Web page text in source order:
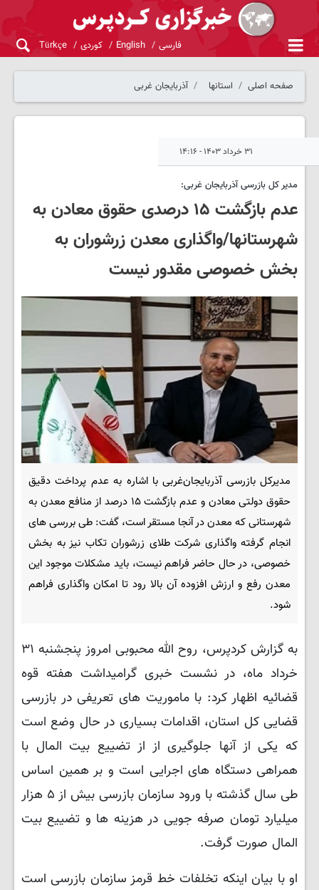
فارسی English کوردی Türkçe
صفحه اصلی استانها آذربایجان غربی
۳۱ خرداد ۱۴۰۳ - ۱۴:۱۶
مدیر کل بازرسی آذربایجان غربی:
عدم بازگشت ۱۵ درصدی حقوق معادن به
شهرستانها/واگذاری معدن زرشوران به
بخش خصوصی مقدور نیست
مدیرکل بازرسی آذربایجان‌غربی با اشاره به عدم پرداخت دقیق
حقوق دولتی معادن و عدم بازگشت ۱۵ درصد از منافع معدن به
شهرستانی که معدن در آنجا مستقر است، گفت: طی بررسی های
انجام گرفته واگذاری شرکت طلای زرشوران تکاب نیز به بخش
خصوصی، در حال حاضر فراهم نیست، باید مشکلات موجود این
معدن رفع و ارزش افزوده آن بالا رود تا امکان واگذاری فراهم
شود.
به گزارش کردپرس، روح الله محبوبی امروز پنجشنبه ٣١
خرداد ماه، در نشست خبری گرامیداشت هفته قوه
قضائیه اظهار کرد: با ماموریت های تعریفی در بازرسی
قضایی کل استان، اقدامات بسیاری در حال وضع است
که یکی از آنها جلوگیری از از تضییع بیت المال با
همراهی دستگاه های اجرایی است و بر همین اساس
طی سال گذشته با ورود سازمان بازرسی بیش از ۵ هزار
میلیارد تومان صرفه جویی در هزینه ها و تضییع بیت
المال صورت گرفت.
او با بیان اینکه تخلفات خط قرمز سازمان بازرسی است